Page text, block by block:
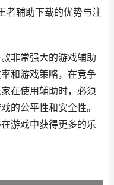
者辅助下载的优势与注
非常强大的游戏辅助
和游戏策略，在竞争
在使用辅助时，必须
的公平性和安全性。
游戏中获得更多的乐